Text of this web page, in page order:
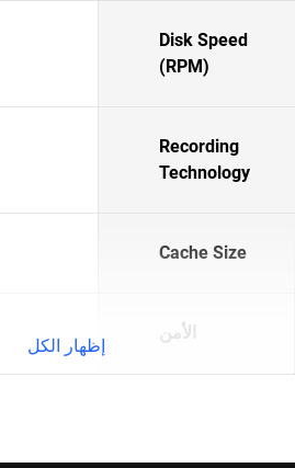
Disk Speed
(RPM)
Recording
Technology
Cache Size
الأمن
إظهار الكل